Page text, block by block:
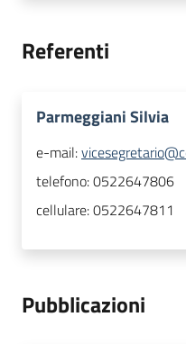
Referenti
Parmeggiani Silvia
e-mail:
telefono:0522647806
cellulare:0522647811
Pubblicazioni